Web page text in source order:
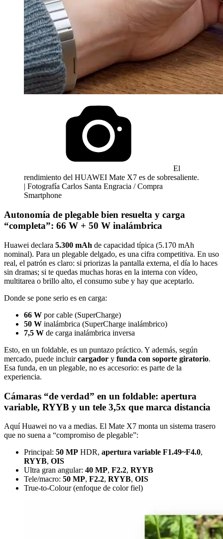
El
rendimiento del HUAWEI Mate X7 es de sobresaliente.
| Fotografía Carlos Santa Engracia / Compra
Smartphone
Autonomía de plegable bien resuelta y carga
“completa”: 66 W + 50 W inalámbrica
Huawei declara 5.300 mAh de capacidad típica (5.170 mAh
nominal). Para un plegable delgado, es una cifra competitiva. En uso
real, el patrón es claro: si priorizas la pantalla externa, el día lo haces
sin dramas; si te quedas muchas horas en la interna con vídeo,
multitarea o brillo alto, el consumo sube y hay que aceptarlo.
Donde se pone serio es en carga:
66 W por cable (SuperCharge)
50 W inalámbrica (SuperCharge inalámbrico)
7,5 W de carga inalámbrica inversa
Esto, en un foldable, es un puntazo práctico. Y además, según
mercado, puede incluircargador y funda con soporte giratorio.
Esa funda, en un plegable, no es accesorio: es parte de la
experiencia.
Cámaras “de verdad” en un foldable: apertura
variable, RYYB y un tele 3,5x que marca distancia
Aquí Huawei no va a medias. El Mate X7 monta un sistema trasero
que no suena a “compromiso de plegable”:
Principal: 50 MP HDR, apertura variable F1.49~F4.0,
RYYB, OIS
Ultra gran angular: 40 MP, F2.2, RYYB
Tele/macro: 50 MP, F2.2, RYYB, OIS
True-to-Colour (enfoque de color fiel)